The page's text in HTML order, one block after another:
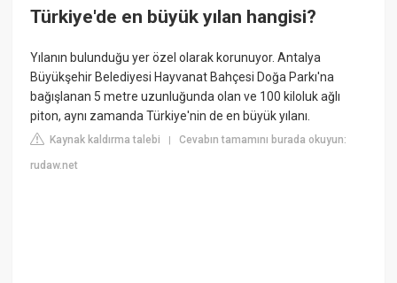
Türkiye'de en büyük yılan hangisi?
Yılanın bulunduğu yer özel olarak korunuyor. Antalya
Büyükşehir Belediyesi Hayvanat Bahçesi Doğa Parkı'na
bağışlanan 5 metre uzunluğunda olan ve 100 kiloluk ağlı
piton, aynı zamanda Türkiye'nin de en büyük yılanı.
Kaynak kaldırma talebi |Cevabın tamamını burada okuyun:
rudaw.net